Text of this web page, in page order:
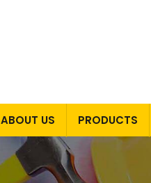
ABOUT US PRODUCTS